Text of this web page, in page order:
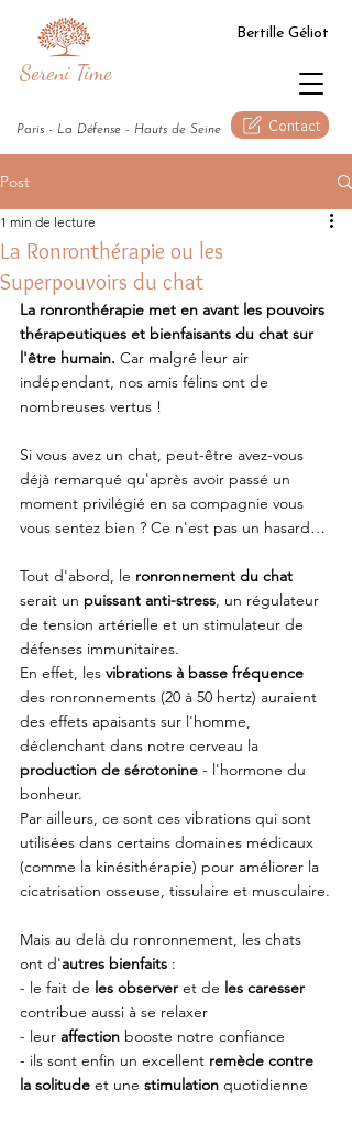
Paris - La Défense - Hauts de Seine
Bertille Géliot
Sereni Time
Contact
Post
La Ronronthérapie ou les
Superpouvoirs du chat
1 min de lecture
La ronronthérapie met en avant les pouvoirs
thérapeutiques et bienfaisants du chat sur
l'être humain. Car malgré leur air
indépendant, nos amis félins ont de
nombreuses vertus !
Si vous avez un chat, peut-être avez-vous
déjà remarqué qu'après avoir passé un
moment privilégié en sa compagnie vous
vous sentez bien ? Ce n'est pas un hasard…
Tout d'abord, le ronronnement du chat
serait un puissant anti-stress, un régulateur
de tension artérielle et un stimulateur de
défenses immunitaires.
En effet, les vibrations à basse fréquence
des ronronnements (20 à 50 hertz) auraient
des effets apaisants sur l'homme,
déclenchant dans notre cerveau la
production de sérotonine - l'hormone du
bonheur.
Par ailleurs, ce sont ces vibrations qui sont
utilisées dans certains domaines médicaux
(comme la kinésithérapie) pour améliorer la
cicatrisation osseuse, tissulaire et musculaire.
Mais au delà du ronronnement, les chats
ont d'autres bienfaits :
- le fait de les observer et de les caresser
contribue aussi à se relaxer
- leur affection booste notre confiance
- ils sont enfin un excellent remède contre
la solitude et une stimulation quotidienne